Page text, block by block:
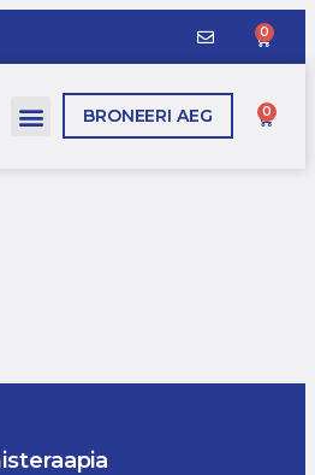
0
BRONEERI AEG 0